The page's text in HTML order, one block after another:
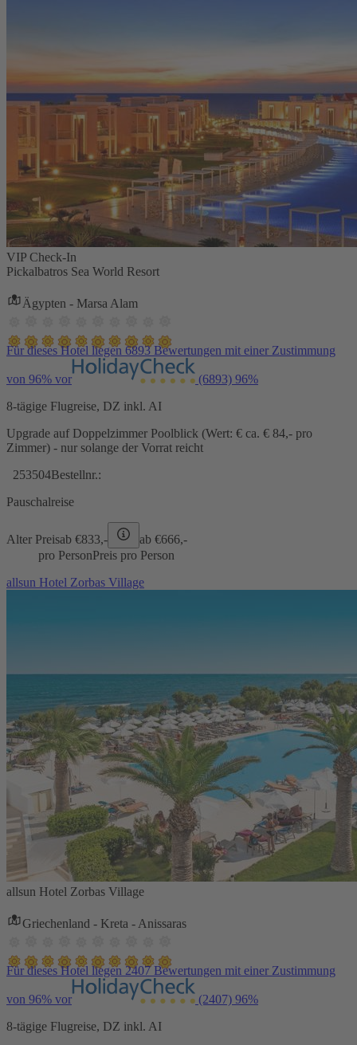
VIP Check-In
Pickalbatros Sea World Resort
Ägypten - Marsa Alam
Für dieses Hotel liegen 6893 Bewertungen mit einer Zustimmung
von 96% vor (6893) 96%
8-tägige Flugreise, DZ inkl. AI
Upgrade auf Doppelzimmer Poolblick (Wert: € ca. € 84,- pro
Zimmer) - nur solange der Vorrat reicht
253504Bestellnr.:
Pauschalreise
Alter Preisab €833,- ab €666,-
pro PersonPreis pro Person
allsun Hotel Zorbas Village
allsun Hotel Zorbas Village
Griechenland - Kreta - Anissaras
Für dieses Hotel liegen 2407 Bewertungen mit einer Zustimmung
von 96% vor (2407) 96%
8-tägige Flugreise, DZ inkl. AI